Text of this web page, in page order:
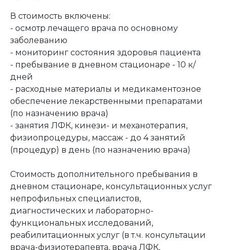
В стоимость включены:
- осмотр лечащего врача по основному
заболеванию
- мониторинг состояния здоровья пациента
- пребывание в дневном стационаре - 10 к/
дней
- расходные материалы и медикаментозное
обеспечение лекарственными препаратами
(по назначению врача)
- занятия ЛФК, кинези- и механотерапия,
физиопроцедуры, массаж - до 4 занятий
(процедур) в день (по назначению врача)
Стоимость дополнительного пребывания в
дневном стационаре, консультационных услуг
непрофильных специалистов,
диагностических и лабораторно-
функциональных исследований,
реабилитационных услуг (в т.ч. консультации
врача-физиотерапевта, врача ЛФК,